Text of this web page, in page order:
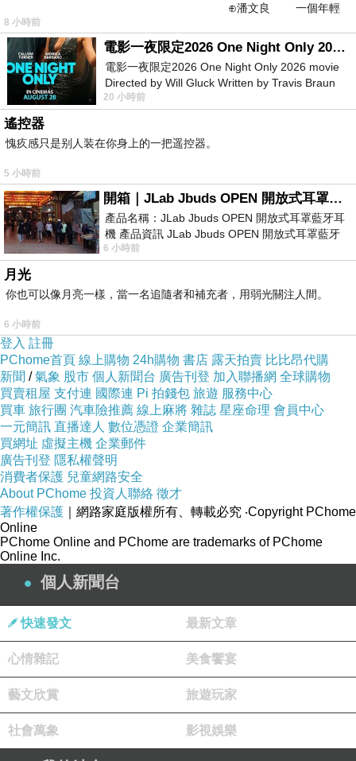
喜愛園藝的喬喬到此特別有感。
▼▼▼
戰火年代的歷史建物“防空洞”，洞內有一些神風特
攻隊簡介。
▼▼▼
生態教育篇。
▼▼▼
後棟是一餐飲區。
⊕潘文良 一個年輕
的墨客，在京城的古玩肆裡
8 小時前
電影一夜限定2026 One Night Only 2026 movie
電影一夜限定2026 One Night Only 2026 movie
Directed by Will Gluck Written by Travis Braun
Starring Monica Barbaro
20 小時前
遙控器
愧疚感只是别人装在你身上的一把遥控器。
5 小時前
開箱｜JLab Jbuds OPEN 開放式耳罩藍牙耳機 - 設計美學，輕巧、透氣、環境音全物理達成！
產品名稱：JLab Jbuds OPEN 開放式耳罩藍牙耳
機 產品資訊 JLab Jbuds OPEN 開放式耳罩藍牙
耳機評語：非常有特色，值得喜愛美型工
6 小時前
月光
你也可以像月亮一樣，當一名追隨者和補充者，用弱光關注人間。
6 小時前
登入 註冊
PChome首頁 線上購物 24h購物 書店 露天拍賣 比比昂代購
新聞 /氣象 股市 個人新聞台 廣告刊登 加入聯播網 全球購物
買賣租屋 支付連 國際連 Pi 拍錢包 旅遊 服務中心
買車 旅行團 汽車險推薦 線上麻將 雜誌 星座命理 會員中心
一元簡訊 直播達人 數位憑證 企業簡訊
買網址 虛擬主機 企業郵件
廣告刊登 隱私權聲明
消費者保護 兒童網路安全
About PChome 投資人聯絡 徵才
著作權保護 ｜網路家庭版權所有、轉載必究 ‧Copyright PChome
Online
PChome Online and PChome are trademarks of PChome
Online Inc.
個人新聞台
快速發文 最新文章
心情雜記 美食饗宴
藝文欣賞 旅遊玩家
社會萬象 影視娛樂